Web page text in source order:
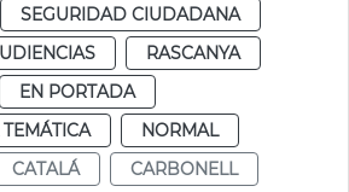
SEGURIDAD CIUDADANA
RASCANYA
EN PORTADA
NORMAL
CATALÁ CARBONELL